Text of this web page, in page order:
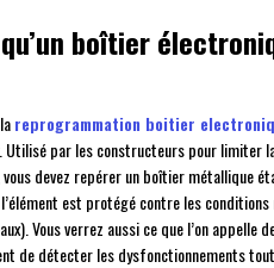
boîtier
reprogrammation boitier
Utilisé par les constructeurs pour limiter
vous devez repérer un boîtier métallique
est protégé contre les
Vous verrez aussi ce que l’on
de détecter les dysfonctionnements